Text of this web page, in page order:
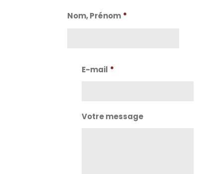
Nom, Prénom *
E-mail *
Votre message